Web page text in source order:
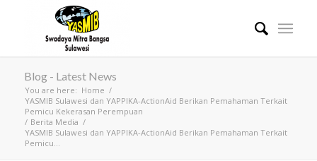
Blog - Latest News
You are here: Home /
YASMIB Sulawesi dan YAPPIKA-ActionAid Berikan Pemahaman Terkait
Pemicu Kekerasan Perempuan
/ Berita Media /
YASMIB Sulawesi dan YAPPIKA-ActionAid Berikan Pemahaman Terkait
Pemicu...